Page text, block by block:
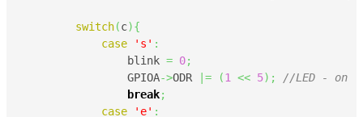
switch(c){
case
's' :
                blink
= 0;
                GPIOA
->ODR |= (1 << 5) ;
//LED - on
break;
case
'e' :